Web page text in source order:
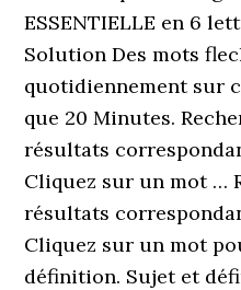
ESSENTIELLE en 6
Solution Des mots
quotidiennement sur
que 20 Minutes.
résultats
Cliquez sur un mot …
résultats
Cliquez sur un mot
définition. Sujet et